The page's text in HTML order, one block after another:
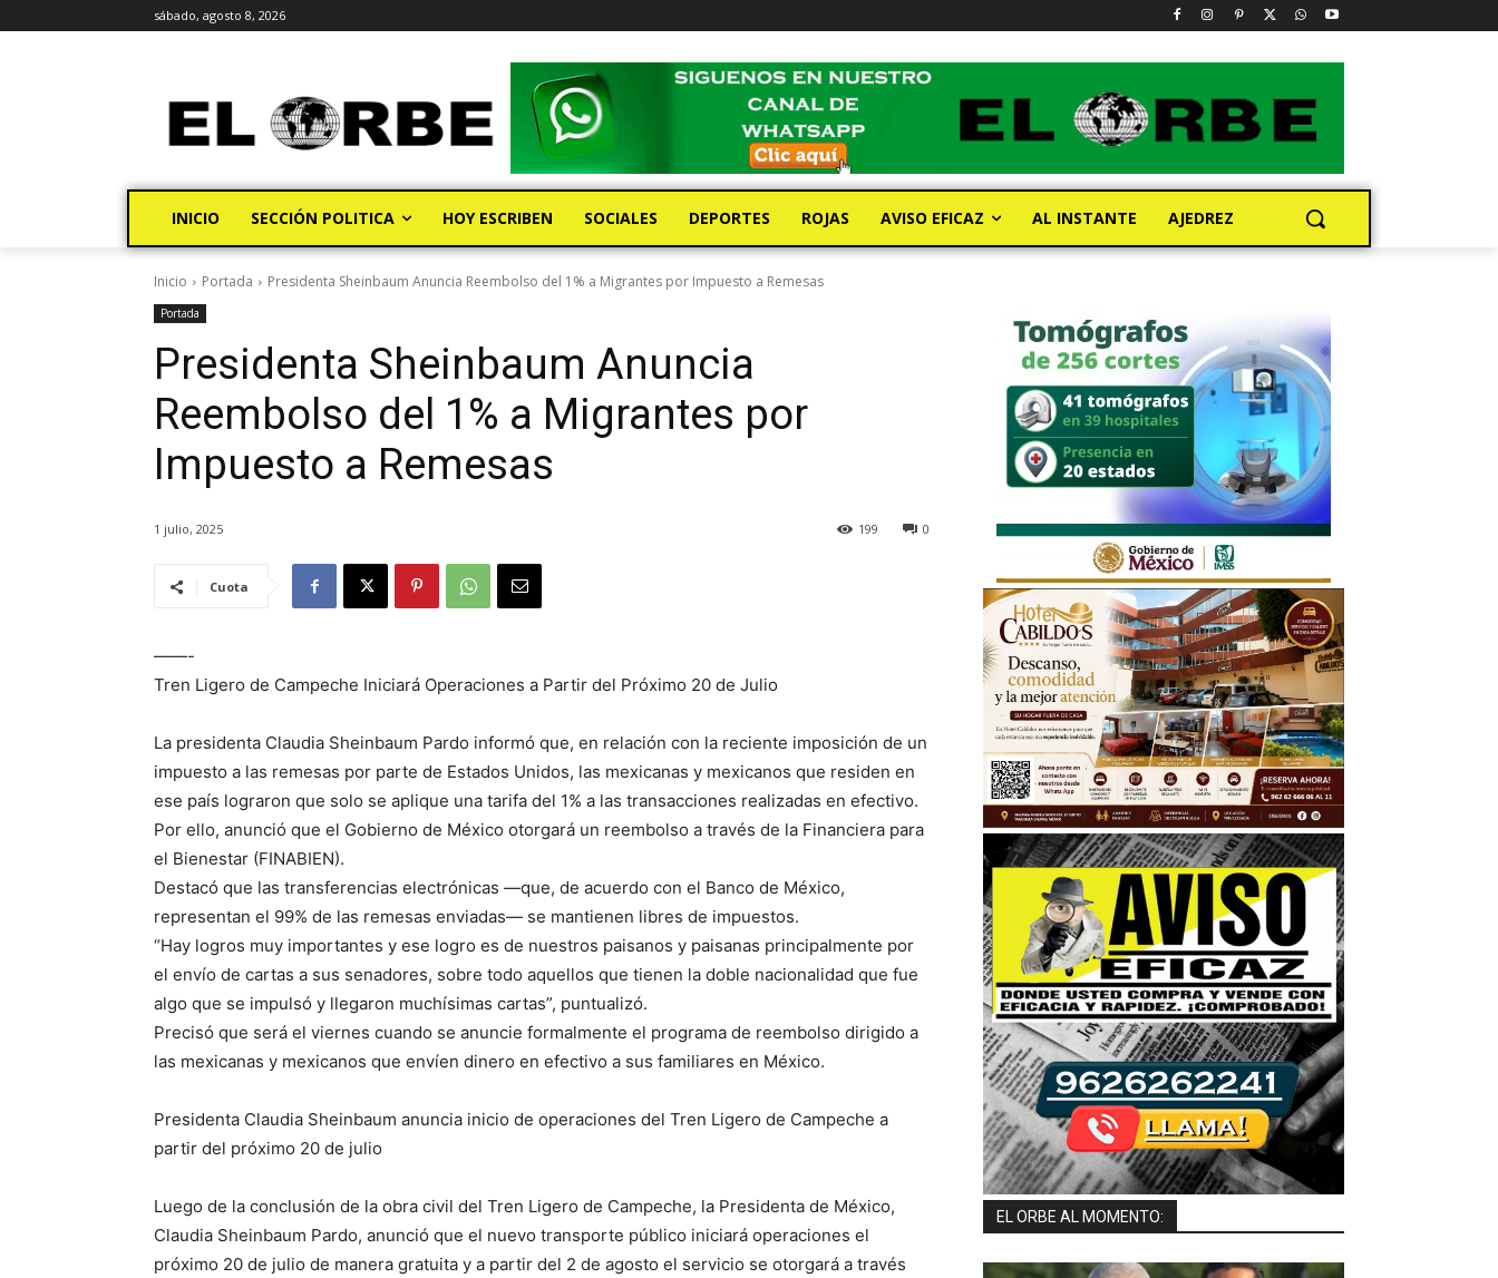
sábado, agosto 8, 2026
INICIO SECCIÓN POLITICA HOY ESCRIBEN SOCIALES DEPORTES ROJAS AVISO EFICAZ AL INSTANTE AJEDREZ
Inicio Portada Presidenta Sheinbaum Anuncia Reembolso del 1% a Migrantes por Impuesto a Remesas
Portada
Presidenta Sheinbaum Anuncia
Reembolso del 1% a Migrantes por
Impuesto a Remesas
1 julio, 2025 0
199
Cuota
——-
Tren Ligero de Campeche Iniciará Operaciones a Partir del Próximo 20 de Julio
La presidenta Claudia Sheinbaum Pardo informó que, en relación con la reciente imposición de un
impuesto a las remesas por parte de Estados Unidos, las mexicanas y mexicanos que residen en
ese país lograron que solo se aplique una tarifa del 1% a las transacciones realizadas en efectivo.
Por ello, anunció que el Gobierno de México otorgará un reembolso a través de la Financiera para
el Bienestar (FINABIEN).
Destacó que las transferencias electrónicas —que, de acuerdo con el Banco de México,
representan el 99% de las remesas enviadas— se mantienen libres de impuestos.
“Hay logros muy importantes y ese logro es de nuestros paisanos y paisanas principalmente por
el envío de cartas a sus senadores, sobre todo aquellos que tienen la doble nacionalidad que fue
algo que se impulsó y llegaron muchísimas cartas”, puntualizó.
Precisó que será el viernes cuando se anuncie formalmente el programa de reembolso dirigido a
las mexicanas y mexicanos que envíen dinero en efectivo a sus familiares en México.
Presidenta Claudia Sheinbaum anuncia inicio de operaciones del Tren Ligero de Campeche a
partir del próximo 20 de julio
Luego de la conclusión de la obra civil del Tren Ligero de Campeche, la Presidenta de México,
Claudia Sheinbaum Pardo, anunció que el nuevo transporte público iniciará operaciones el
próximo 20 de julio de manera gratuita y a partir del 2 de agosto el servicio se otorgará a través
EL ORBE AL MOMENTO: